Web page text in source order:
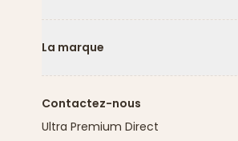
La marque
Contactez-nous
Ultra Premium Direct